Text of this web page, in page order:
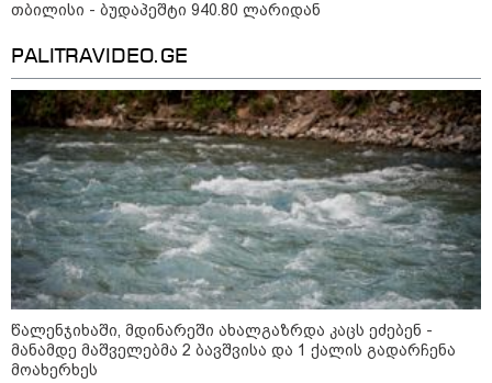
პოლიტიკა
თბილისი - ბუდაპეშტი 940.80 ლარიდან
PALITRAVIDEO.GE
წალენჯიხაში, მდინარეში ახალგაზრდა კაცს ეძებენ -
მანამდე მაშველებმა 2 ბავშვისა და 1 ქალის გადარჩენა
მოახერხეს